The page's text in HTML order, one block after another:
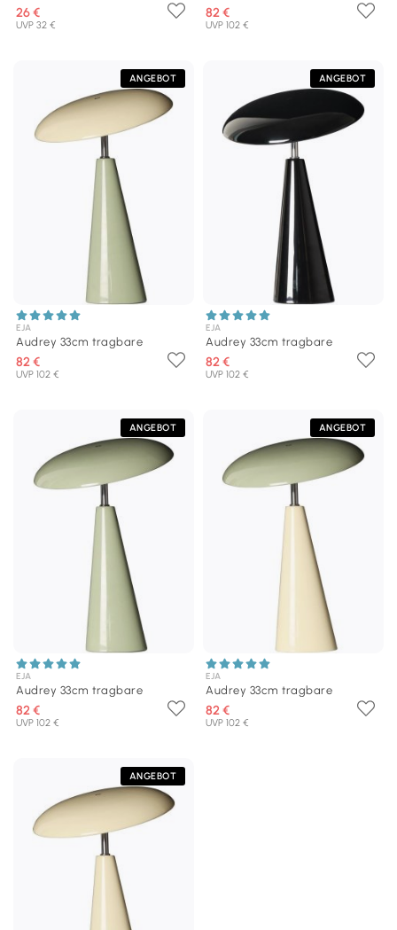
26 €
UVP 32 €
82 €
UVP 102 €
ANGEBOT
EJA
Audrey 33cm tragbare
82 €
UVP 102 €
ANGEBOT
EJA
Audrey 33cm tragbare
82 €
UVP 102 €
ANGEBOT
EJA
Audrey 33cm tragbare
82 €
UVP 102 €
ANGEBOT
EJA
Audrey 33cm tragbare
82 €
UVP 102 €
ANGEBOT